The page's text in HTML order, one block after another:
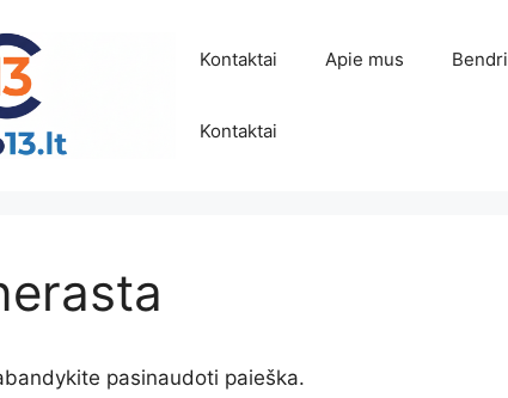
Kontaktai Apie mus Bendri
Kontaktai
pasinaudoti paieška.